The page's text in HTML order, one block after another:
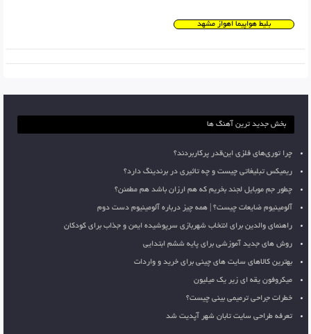
بلیط هواپیما اهواز مشهد
بخش جدید ترین آهنگ ها
چرا توری‌های فلزی این‌قدر پرکاربردند؟
ریمیکس تبلیغاتی چیست و چه تاثیری در برندینگ دارد؟
چطور جم موبایل لجند بخریم که هم ارزان باشد هم مطمئن؟
آلومینیوم ضایعات چیست؟ | همه چیز درباره آلومینیوم دست دوم
راهنمای والدین برای انتخاب شهربازی سرپوشیده ایمن و جذاب برای کودکان
روش های جدید آموزشی برای پایه ششم ابتدایی
بهترین کالاهای سایت های چینی برای خرید و واردات
میکروفون یقه ای زیر یک میلیون
خطرات جراحی ترمیمی بینی چیست؟
تعرفه طراحی سایت تابان شهر آپدیت شد